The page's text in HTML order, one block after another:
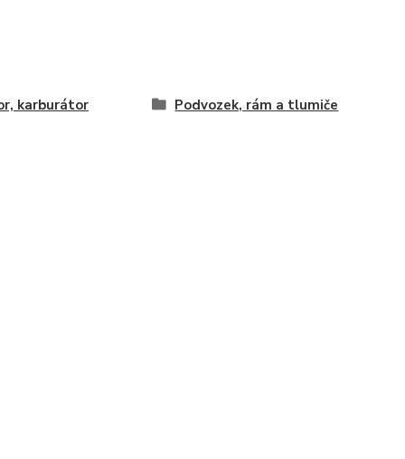
karburátor Podvozek, rám a tlumiče